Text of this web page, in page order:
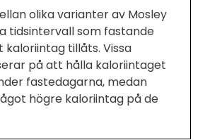
olika varianter av Mosley
tidsintervall som fastande
tillåts. Vissa
på att hålla kaloriintaget
fastedagarna, medan
högre kaloriintag på de